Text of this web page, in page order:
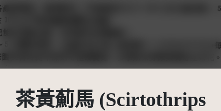
茶黃薊馬 (Scirtothrips